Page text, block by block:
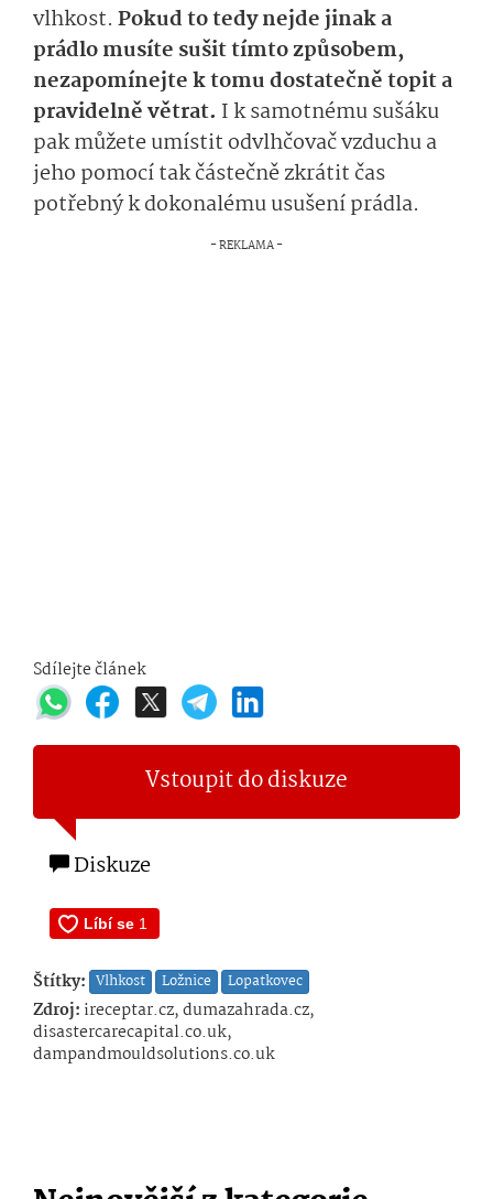
vlhkost. Pokud to tedy nejde jinak a
prádlo musíte sušit tímto způsobem,
nezapomínejte k tomu dostatečně topit a
pravidelně větrat. I k samotnému sušáku
pak můžete umístit odvlhčovač vzduchu a
jeho pomocí tak částečně zkrátit čas
potřebný k dokonalému usušení prádla.
Sdílejte článek
Vstoupit do diskuze
Diskuze
Štítky: Vlhkost Ložnice Lopatkovec
Zdroj: ireceptar.cz, dumazahrada.cz,
disastercarecapital.co.uk,
dampandmouldsolutions.co.uk